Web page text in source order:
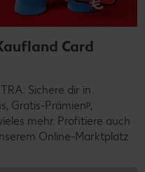
Card
Sichere dir in
Gratis-Prämienᵖ,
mehr. Profitiere auch
Online-Marktplatz